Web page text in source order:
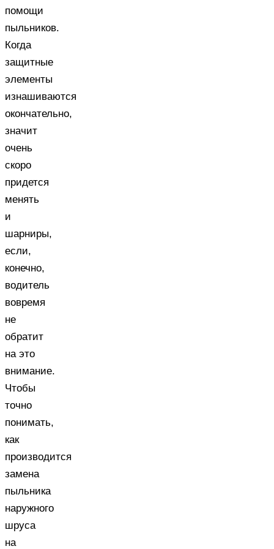
помощи
пыльников.
Когда
защитные
элементы
изнашиваются
окончательно,
значит
очень
скоро
придется
менять
и
шарниры,
если,
конечно,
водитель
вовремя
не
обратит
на это
внимание.
Чтобы
точно
понимать,
как
производится
замена
пыльника
наружного
шруса
на